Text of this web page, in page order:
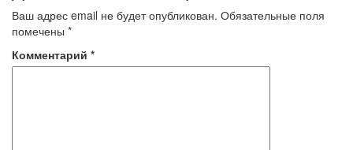
Ваш адрес email не будет опубликован. Обязательные поля
помечены *
Комментарий *